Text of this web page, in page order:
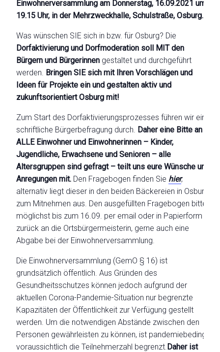
Einwohnerversammlung am Donnerstag, 16.09.2021 um
19.15 Uhr, in der Mehrzweckhalle, Schulstraße, Osburg.
Was wünschen SIE sich in bzw. für Osburg? Die
Dorfaktivierung und Dorfmoderation soll MIT den
Bürgern und Bürgerinnen gestaltet und durchgeführt
werden. Bringen SIE sich mit Ihren Vorschlägen und
Ideen für Projekte ein und gestalten aktiv und
zukunftsorientiert Osburg mit!
Zum Start des Dorfaktivierungsprozesses führen wir eine
schriftliche Bürgerbefragung durch. Daher eine Bitte an
ALLE Einwohner und Einwohnerinnen – Kinder,
Jugendliche, Erwachsene und Senioren – alle
Altersgruppen sind gefragt – teilt uns eure Wünsche und
Anregungen mit. Den Fragebogen finden Sie hier;
alternativ liegt dieser in den beiden Bäckereien in Osburg
zum Mitnehmen aus. Den ausgefüllten Fragebogen bitte
möglichst bis zum 16.09. per email oder in Papierform
zurück an die Ortsbürgermeisterin, gerne auch eine
Abgabe bei der Einwohnerversammlung.
Die Einwohnerversammlung (GemO § 16) ist
grundsätzlich öffentlich. Aus Gründen des
Gesundheitsschutzes können jedoch aufgrund der
aktuellen Corona-Pandemie-Situation nur begrenzte
Kapazitäten der Öffentlichkeit zur Verfügung gestellt
werden. Um die notwendigen Abstände zwischen den
Personen gewährleisten zu können, ist pandemiebedingt
voraussichtlich die Teilnehmerzahl begrenzt. Daher ist